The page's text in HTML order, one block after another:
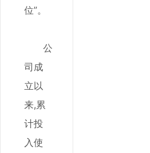
位”。
公
司成
立以
来,累
计投
入使